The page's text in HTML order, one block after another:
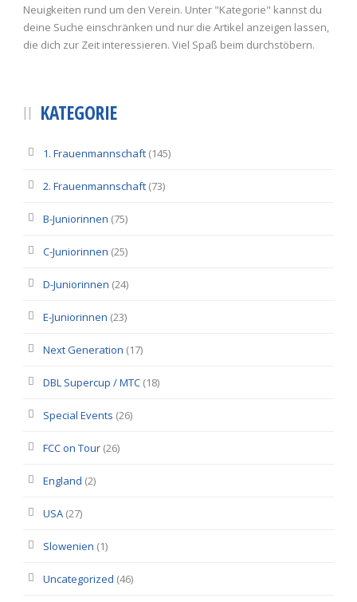
Neuigkeiten rund um den Verein. Unter "Kategorie" kannst du
deine Suche einschränken und nur die Artikel anzeigen lassen,
die dich zur Zeit interessieren. Viel Spaß beim durchstöbern.
KATEGORIE
1. Frauenmannschaft (145)
2. Frauenmannschaft (73)
B-Juniorinnen (75)
C-Juniorinnen (25)
D-Juniorinnen (24)
E-Juniorinnen (23)
Next Generation (17)
DBL Supercup / MTC (18)
Special Events (26)
FCC on Tour (26)
England (2)
USA (27)
Slowenien (1)
Uncategorized (46)